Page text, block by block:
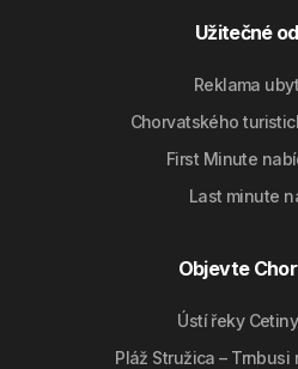
Užitečné
Reklama
Chorvatského
First Minute
Last minute
Objevte
Ústí řeky
Pláž Stružica – Trnbusi